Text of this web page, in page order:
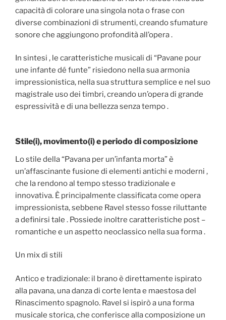
capacità di colorare una singola nota o frase con
diverse combinazioni di strumenti, creando sfumature
sonore che aggiungono profondità all’opera .
In sintesi , le caratteristiche musicali di “Pavane pour
une infante dé funte” risiedono nella sua armonia
impressionistica, nella sua struttura semplice e nel suo
magistrale uso dei timbri, creando un’opera di grande
espressività e di una bellezza senza tempo .
Stile(i), movimento(i) e periodo di composizione
Lo stile della “Pavana per un’infanta morta” è
un’affascinante fusione di elementi antichi e moderni ,
che la rendono al tempo stesso tradizionale e
innovativa. È principalmente classificata come opera
impressionista, sebbene Ravel stesso fosse riluttante
a definirsi tale . Possiede inoltre caratteristiche post –
romantiche e un aspetto neoclassico nella sua forma .
Un mix di stili
Antico e tradizionale: il brano è direttamente ispirato
alla pavana, una danza di corte lenta e maestosa del
Rinascimento spagnolo. Ravel si ispirò a una forma
musicale storica, che conferisce alla composizione un